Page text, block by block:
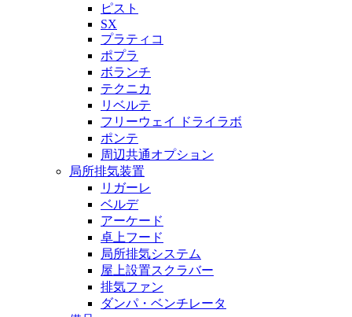
ピスト
SX
プラティコ
ポプラ
ボランチ
テクニカ
リベルテ
フリーウェイ ドライラボ
ポンテ
周辺共通オプション
局所排気装置
リガーレ
ベルデ
アーケード
卓上フード
局所排気システム
屋上設置スクラバー
排気ファン
ダンパ・ベンチレータ